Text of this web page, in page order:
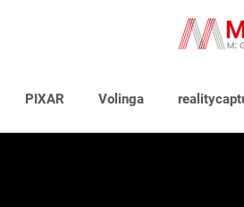
PIXAR Volinga